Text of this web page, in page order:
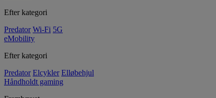
Efter kategori
Predator Wi-Fi 5G
eMobility
Efter kategori
Predator Elcykler Elløbehjul
Håndholdt gaming